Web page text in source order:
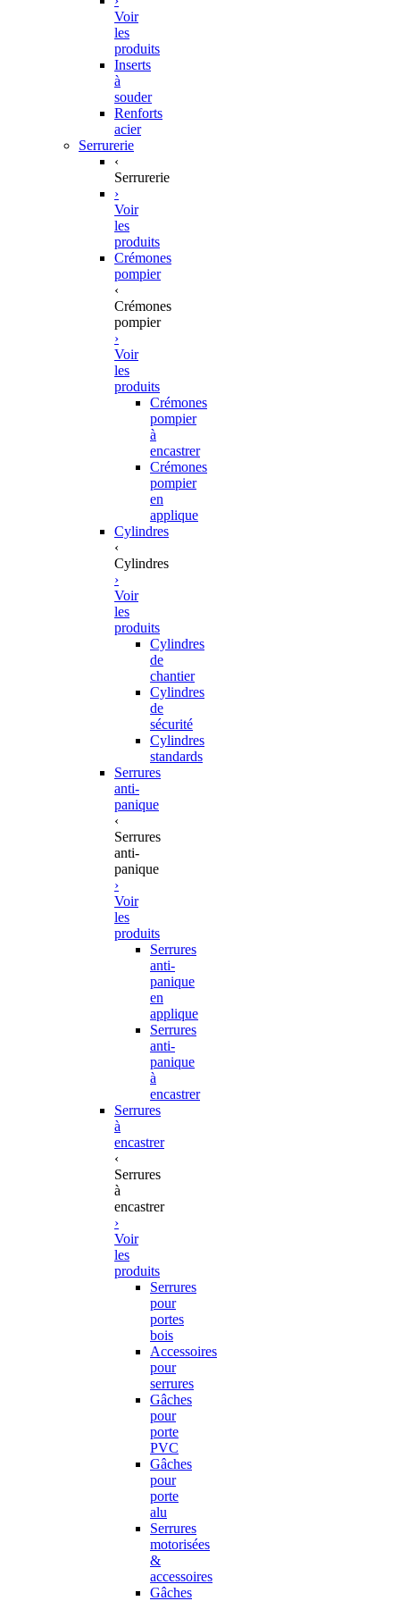
Voir
les
produits
Inserts
à
souder
Renforts
acier
Serrurerie
‹
Serrurerie
›
Voir
les
produits
Crémones
pompier
‹
Crémones
pompier
›
Voir
les
produits
Crémones
pompier
à
encastrer
Crémones
pompier
en
applique
Cylindres
‹
Cylindres
›
Voir
les
produits
Cylindres
de
chantier
Cylindres
de
sécurité
Cylindres
standards
Serrures
anti-
panique
‹
Serrures
anti-
panique
›
Voir
les
produits
Serrures
anti-
panique
en
applique
Serrures
anti-
panique
à
encastrer
Serrures
à
encastrer
‹
Serrures
à
encastrer
›
Voir
les
produits
Serrures
pour
portes
bois
Accessoires
pour
serrures
Gâches
pour
porte
PVC
Gâches
pour
porte
alu
Serrures
motorisées
&
accessoires
Gâches